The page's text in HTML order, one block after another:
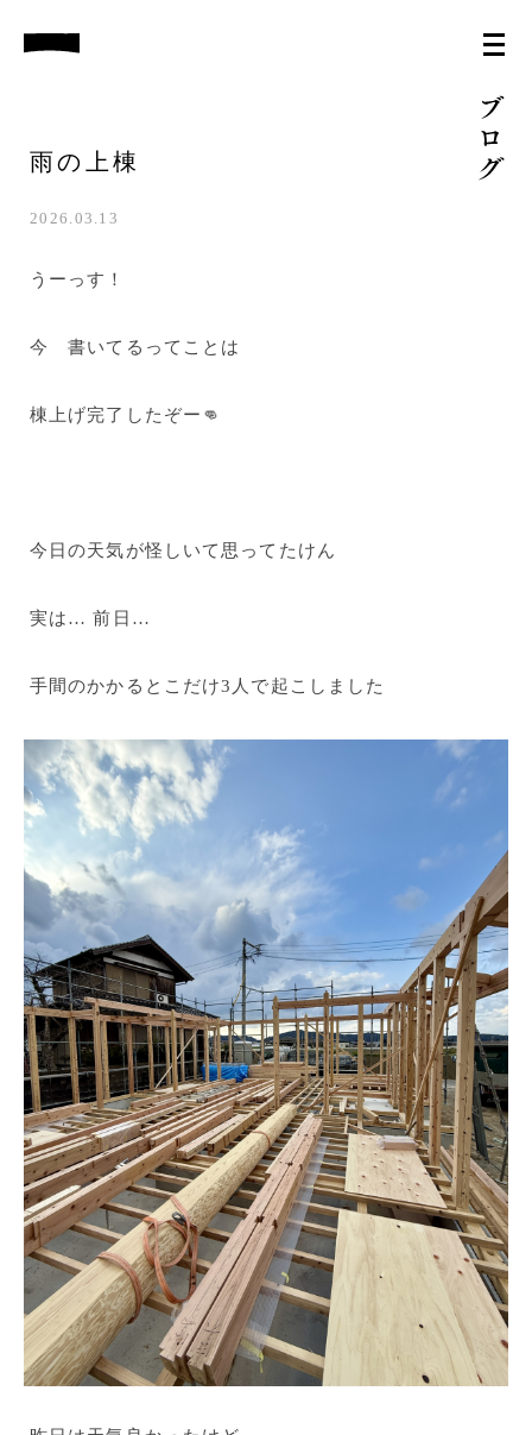
雨の上棟
2026.03.13
うーっす！
今 書いてるってことは
棟上げ完了したぞー👊
今日の天気が怪しいて思ってたけん
実は… 前日…
手間のかかるとこだけ3人で起こしました